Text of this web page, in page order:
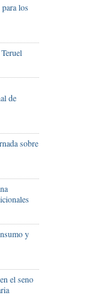
los
de
sobre
y
el seno